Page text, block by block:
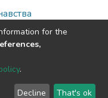
2026
User
Send
for the
.
Decline That's ok